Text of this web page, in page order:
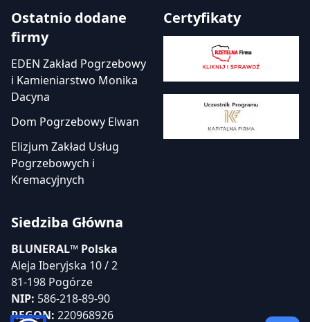
Ostatnio dodane
firmy
EDEN Zakład Pogrzebowy
i Kamieniarstwo Monika
Dacyna
Dom Pogrzebowy Elwan
Elizjum Zakład Usług
Pogrzebowych i
Kremacyjnych
Certyfikaty
Siedziba Główna
BLUNERAL™ Polska
Aleja Iberyjska 10 / 2
81-198 Pogórze
NIP: 586-218-89-90
REGON: 220968926